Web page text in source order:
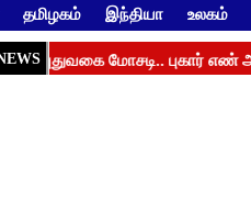
தமிழகம் இந்தியா உலகம்